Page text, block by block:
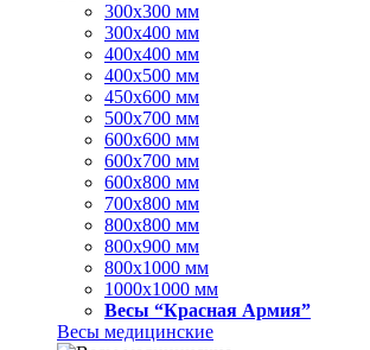
300х300 мм
300х400 мм
400х400 мм
400х500 мм
450х600 мм
500х700 мм
600х600 мм
600х700 мм
600х800 мм
700х800 мм
800х800 мм
800х900 мм
800х1000 мм
1000х1000 мм
Весы “Красная Армия”
Весы медицинские